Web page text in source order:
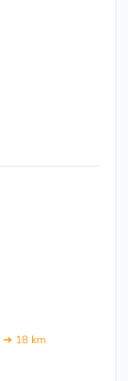
➔ 18 km